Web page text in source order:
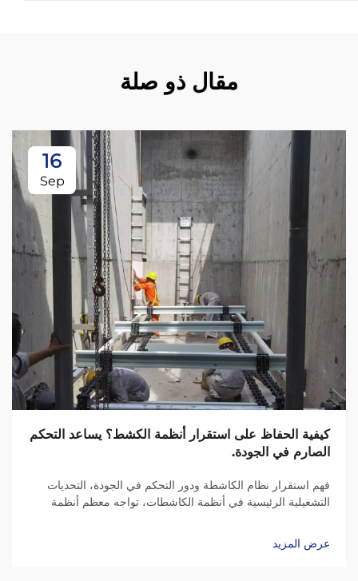
مقال ذو صلة
16
Sep
كيفية الحفاظ على استقرار أنظمة الكشط؟ يساعد التحكم
الصارم في الجودة.
فهم استقرار نظام الكاشطة ودور التحكم في الجودة، التحديات
التشغيلية الرئيسية في أنظمة الكاشطات، تواجه معظم أنظمة
وخروج السلاسل عن المحاذاة، والمحامل...
عرض المزيد